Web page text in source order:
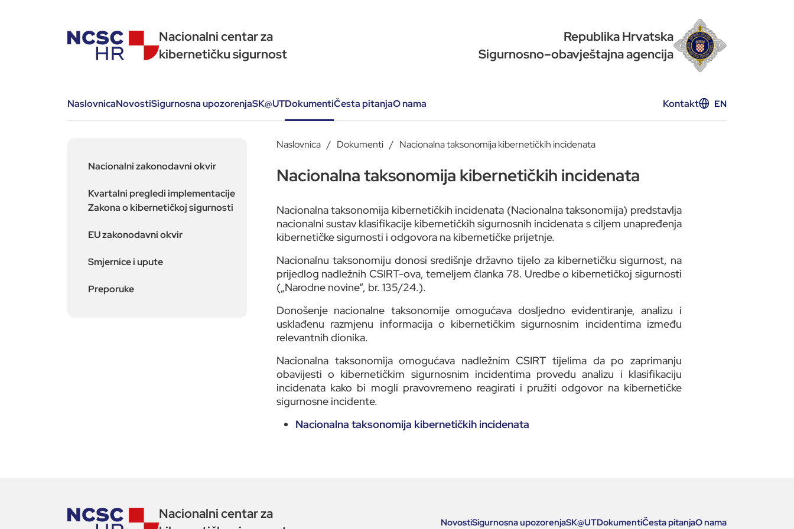
Nacionalni centar za
kibernetičku sigurnost
Republika Hrvatska
Sigurnosno–obavještajna agencija
NaslovnicaNovostiSigurnosna upozorenjaSK@UTDokumentiČesta pitanjaO nama Kontakt EN
Nacionalni zakonodavni okvir
Kvartalni pregledi implementacije
Zakona o kibernetičkoj sigurnosti
EU zakonodavni okvir
Smjernice i upute
Preporuke
Naslovnica Dokumenti Nacionalna taksonomija kibernetičkih incidenata
Nacionalna taksonomija kibernetičkih incidenata
Nacionalna taksonomija kibernetičkih incidenata (Nacionalna taksonomija) predstavlja
nacionalni sustav klasifikacije kibernetičkih sigurnosnih incidenata s ciljem unapređenja
kibernetičke sigurnosti i odgovora na kibernetičke prijetnje.
Nacionalnu taksonomiju donosi središnje državno tijelo za kibernetičku sigurnost, na
prijedlog nadležnih CSIRT-ova, temeljem članka 78. Uredbe o kibernetičkoj sigurnosti
(„Narodne novine“, br. 135/24.).
Donošenje nacionalne taksonomije omogućava dosljedno evidentiranje, analizu i
usklađenu razmjenu informacija o kibernetičkim sigurnosnim incidentima između
relevantnih dionika.
Nacionalna taksonomija omogućava nadležnim CSIRT tijelima da po zaprimanju
obavijesti o kibernetičkim sigurnosnim incidentima provedu analizu i klasifikaciju
incidenata kako bi mogli pravovremeno reagirati i pružiti odgovor na kibernetičke
sigurnosne incidente.
Nacionalna taksonomija kibernetičkih incidenata
Nacionalni centar za
NovostiSigurnosna upozorenjaSK@UTDokumentiČesta pitanjaO nama